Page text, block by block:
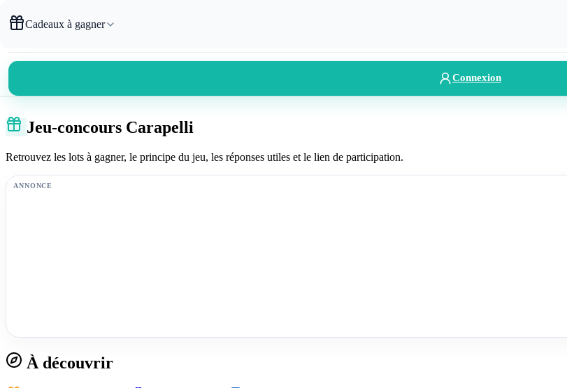
Cadeaux à gagner
Connexion
Jeu-concours Carapelli
Retrouvez les lots à gagner, le principe du jeu, les réponses utiles et le lien de participation.
ANNONCE
À découvrir